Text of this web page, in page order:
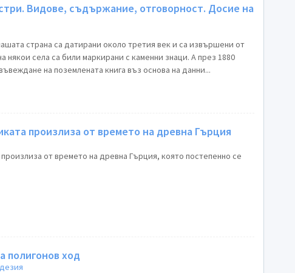
Видове, съдържание, отговорност. Досие на
страна са датирани около третия век и са извършени от
някои села са били маркирани с каменни знаци. А през 1880
на поземлената книгa въз основа на данни...
произлиза от времето на древна Гърция
от времето на древна Гърция, която постепенно се
полигонов ход